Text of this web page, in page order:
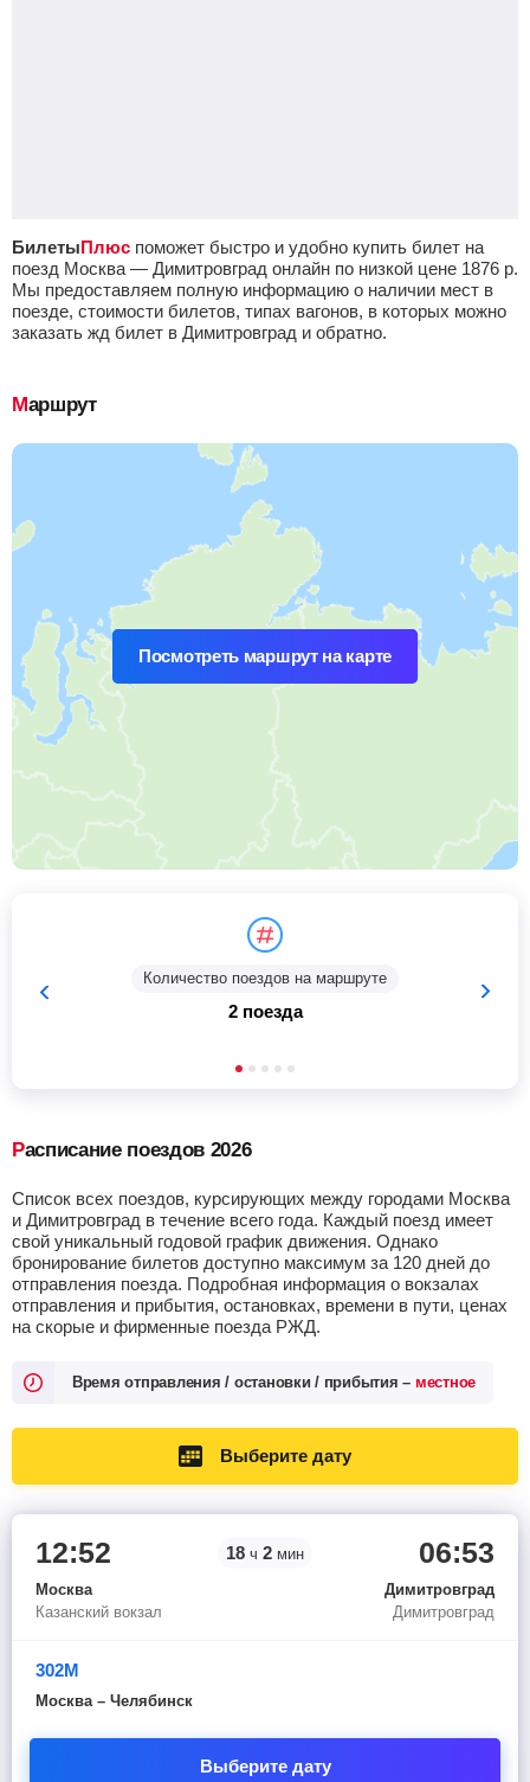
БилетыПлюс поможет быстро и удобно купить билет на
поезд Москва — Димитровград онлайн по низкой цене 1876 р.
Мы предоставляем полную информацию о наличии мест в
поезде, стоимости билетов, типах вагонов, в которых можно
заказать жд билет в Димитровград и обратно.
Маршрут
Посмотреть маршрут на карте
Количество поездов на маршруте
2 поезда
Расписание поездов 2026
Список всех поездов, курсирующих между городами Москва
и Димитровград в течение всего года. Каждый поезд имеет
свой уникальный годовой график движения. Однако
бронирование билетов доступно максимум за 120 дней до
отправления поезда. Подробная информация о вокзалах
отправления и прибытия, остановках, времени в пути, ценах
на скорые и фирменные поезда РЖД.
Время отправления / остановки / прибытия – местное
Выберите дату
12:52
Москва
Казанский вокзал
18 ч 2 мин 06:53
Димитровград
Димитровград
302М
Москва – Челябинск
Выберите дату